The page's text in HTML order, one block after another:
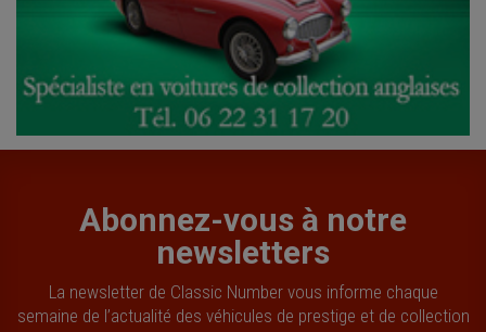
Abonnez-vous à notre
newsletters
La newsletter de Classic Number vous informe chaque
semaine de l’actualité des véhicules de prestige et de collection